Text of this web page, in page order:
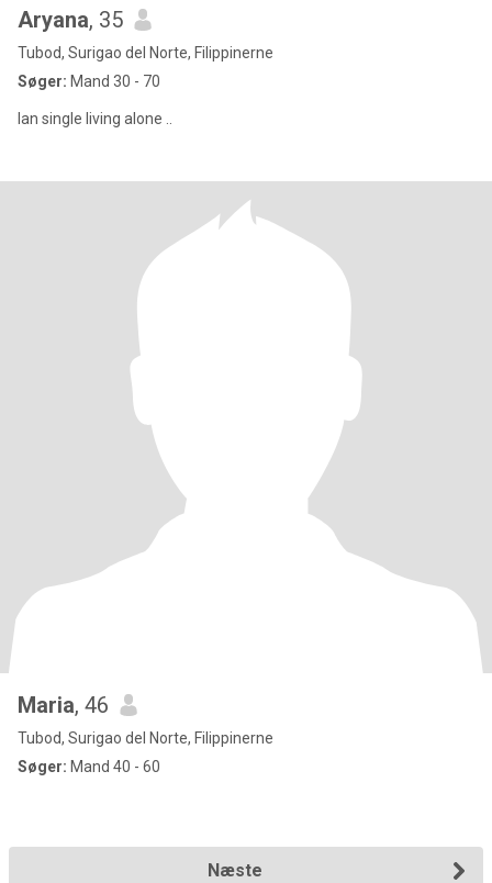
Aryana, 35
Tubod, Surigao del Norte, Filippinerne
Søger: Mand 30 - 70
Ian single living alone ..
Maria, 46
Tubod, Surigao del Norte, Filippinerne
Søger: Mand 40 - 60
Næste